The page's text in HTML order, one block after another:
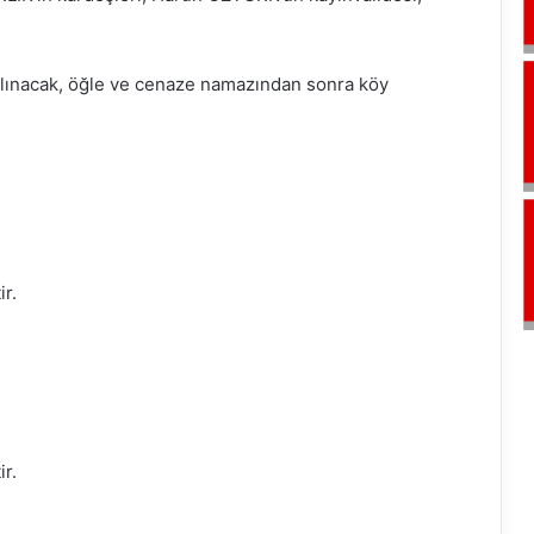
öğle ve cenaze namazından sonra köy